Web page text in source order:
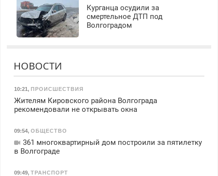
Курганца осудили за
смертельное ДТП под
Волгоградом
НОВОСТИ
10:21 , ПРОИСШЕСТВИЯ
Жителям Кировского района Волгограда
рекомендовали не открывать окна
09:54, ОБЩЕСТВО
361 многоквартирный дом построили за пятилетку
в Волгограде
09:49, ТРАНСПОРТ